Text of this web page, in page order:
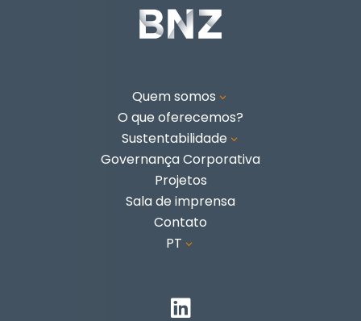
Quem somos 3
O que oferecemos?
Sustentabilidade 3
Governança Corporativa
Projetos
Sala de imprensa
Contato
PT 3
